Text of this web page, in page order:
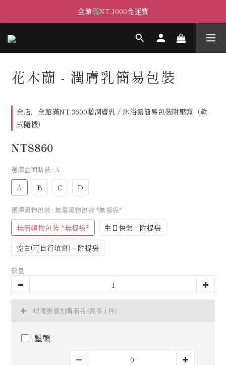
全館滿NT.1000免運費
花木蘭 - 潤膚乳簡易包裝
全店，全館滿NT.3600贈潤膚乳 / 沐浴露簡易包裝附壓頭（款
式隨機）
NT$860
選擇盒面貼紙 : A
A B C D
選擇禮物包裝 : 無需禮物包裝 *無提袋*
無需禮物包裝 *無提袋*
生日快樂－附提袋
空白(可自行填寫)－附提袋
數量
以優惠價加購商品 (最多 1 件)
壓頭